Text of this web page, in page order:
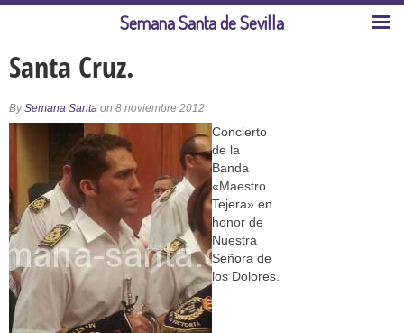
Santa Cruz.
BySemana Santa on 8 noviembre 2012
Concierto
de la
Banda
«Maestro
Tejera» en
honor de
Nuestra
Señora de
los Dolores.
Semana Santa de Sevilla